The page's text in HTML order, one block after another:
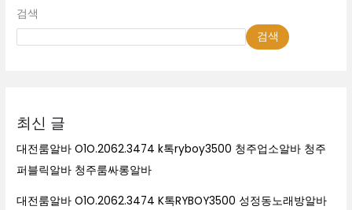
검색
검색
최신 글
대전룸알바 O1O.2062.3474 k톡ryboy3500 청주업소알바 청주
퍼블릭알바 청주룸싸롱알바
대전룸알바 O1O.2062.3474 K톡RYBOY3500 성정동노래방알바